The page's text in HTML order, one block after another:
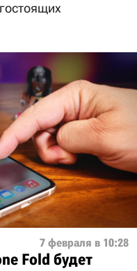
7 февраля в 10:28
Fold будет